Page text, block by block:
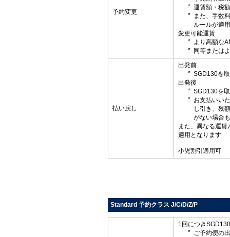
予約変更
運賃額・税
また、手数
ルールが適
変更可能運賃
より高額な
同等または
払い戻し
出発前
SGD130を
出発後
SGD130を
お支払いい
し引き、残
がない場合
また、異なる運
適用となります
小児割引適用可
Standard 予約クラス J/C/D/Z/P
1回につき
ご予約便の